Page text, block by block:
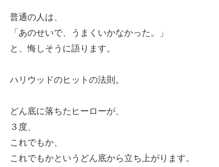
普通の人は、
「あのせいで、うまくいかなかった。」
と、悔しそうに語ります。
ハリウッドのヒットの法則。
どん底に落ちたヒーローが、
３度、
これでもか、
これでもかというどん底から立ち上がります。